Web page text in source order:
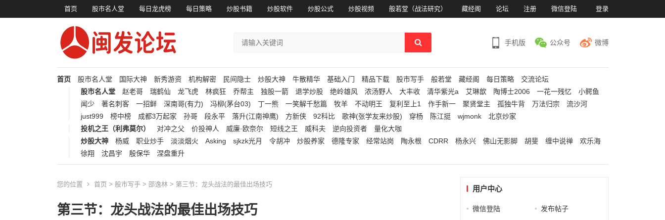
首页 股市名人堂 每日龙虎榜 每日策略 炒股书籍 炒股软件 炒股公式 炒股视频 般若堂（战法研究） 藏经阁 论坛 注册 微信登陆 登录
手机版 公众号 微博
首页 股市名人堂 国际大神 新秀游资 机构解密 民间隐士 炒股大神 牛散精华 基础入门 精品下载 股市写手 般若堂 藏经阁 每日策略
交流论坛
股市名人堂
赵老哥 瑞鹤仙 龙飞虎 林疯狂 乔帮主 独股一箭 退学炒股 绝岭雄风 浓汤野人 大丰收 清华紫光a 艾琳歆 陶博士2006 一花一残忆
小鳄鱼
闻少
著名刺客 一招鲜 深南哥(有力) 冯柳(茅台03) 丁一熊 一笑解千愁篇 牧羊 不动明王 复利至上1 作手新一 聚贤堂主 孤独牛背 万法归宗
流沙河
just999
榜中榜 成都3万起家 孙哥 段永平 落升(江南神鹰) 方新侠 92科比 歌神(张学友来炒股) 穿杨 陈江挺 wjmonk
北京炒家
投机之王（利弗莫尔）
对冲之父 价投神人 威廉·欧奈尔 短线之王 威科夫 逆向投资者
量化大咖
炒股大神
杨威 职业炒手 淡淡烟火 Asking sjkzk光月 令胡冲 炒股养家 德隆专家 经常站岗 陶永根 CDRR 杨永兴 佛山无影脚 胡斐 缠中说禅
欢乐海
徐翔
沈昌宇 殷保华 涅盘重升
您的位置 首页 > 股市写手> 邵逸林 > 第三节：龙头战法的最佳出场技巧
第三节：龙头战法的最佳出场技巧
用户中心
微信登陆 发布帖子